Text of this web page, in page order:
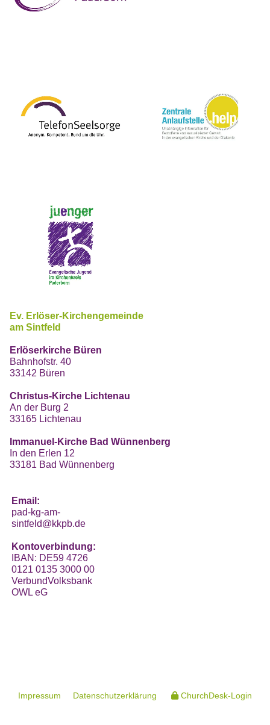
Ev. Erlöser-Kirchengemeinde
am Sintfeld
Erlöserkirche Büren
Bahnhofstr. 40
33142 Büren
Christus-Kirche Lichtenau
An der Burg 2
33165 Lichtenau
Immanuel-Kirche Bad Wünnenberg
In den Erlen 12
33181 Bad Wünnenberg
Email:
pad-kg-am-
sintfeld@kkpb.de
Kontoverbindung:
IBAN: DE59 4726
0121 0135 3000 00
VerbundVolksbank
OWL eG
Impressum Datenschutzerklärung ChurchDesk-Login